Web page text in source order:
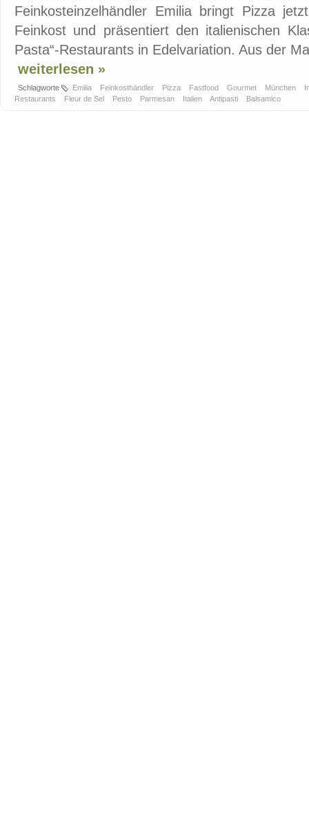
Feinkosteinzelhändler Emilia bringt Pizza
Feinkost und präsentiert den italienischen
Pasta“-Restaurants in Edelvariation. Aus der
weiterlesen »
Schlagworte Emilia Feinkosthändler Pizza Fastfood Gourmet München
Restaurants
Fleur de Sel Pesto Parmesan Italien Antipasti Balsamico